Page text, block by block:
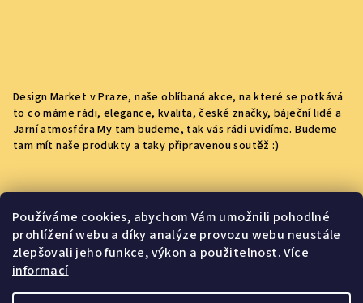
Používáme cookies, abychom Vám umožnili pohodlné
prohlížení webu a díky analýze provozu webu neustále
zlepšovali jeho funkce, výkon a použitelnost.Více
informací
Design Market v Praze, naše oblíbaná akce, na které se potkává
to co máme rádi, elegance, kvalita, české značky, báječní lidé a
Jarní atmosféra My tam budeme, tak vás rádi uvidíme. Budeme
tam mít naše produkty a taky připravenou soutěž :)
Kontakt
yummigos.info@
gmail.com
+420704040610